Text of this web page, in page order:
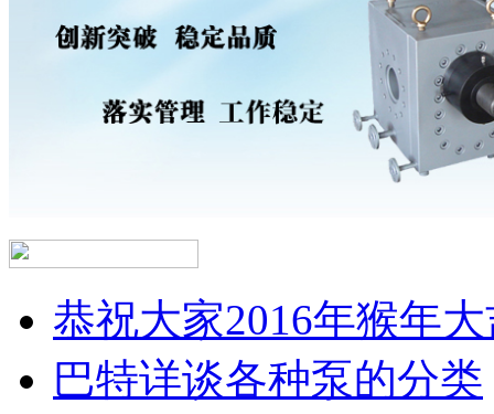
恭祝大家2016年猴年
巴特详谈各种泵的分类